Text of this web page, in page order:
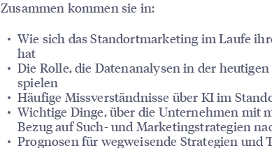
Zusammen kommen sie in:
Wie sich das Standortmarketing im Laufe
hat
Die Rolle, die Datenanalysen in der
spielen
Häufige Missverständnisse über KI im
Wichtige Dinge, über die Unternehmen mit
Bezug auf Such- und Marketingstrategien
Prognosen für wegweisende Strategien und